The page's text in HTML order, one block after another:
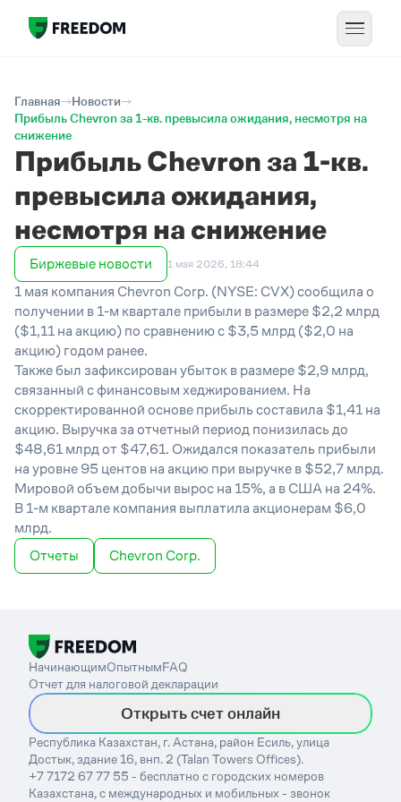
Главная
Новости
Прибыль Chevron за 1-кв. превысила ожидания, несмотря на
снижение
Прибыль Chevron за 1-кв.
превысила ожидания,
несмотря на снижение
Биржевые новости 1 мая 2026, 18:44
1 мая компания Chevron Corp. (NYSE: CVX) сообщила о
получении в 1-м квартале прибыли в размере $2,2 млрд
($1,11 на акцию) по сравнению с $3,5 млрд ($2,0 на
акцию) годом ранее.
Также был зафиксирован убыток в размере $2,9 млрд,
связанный с финансовым хеджированием. На
скорректированной основе прибыль составила $1,41 на
акцию. Выручка за отчетный период понизилась до
$48,61 млрд от $47,61. Ожидался показатель прибыли
на уровне 95 центов на акцию при выручке в $52,7 млрд.
Мировой объем добычи вырос на 15%, а в США на 24%.
В 1-м квартале компания выплатила акционерам $6,0
млрд.
Отчеты
Chevron Corp.
НачинающимОпытнымFAQ
Отчет для налоговой декларации
Открыть счет онлайн
Республика Казахстан, г. Астана, район Есиль, улица
Достык, здание 16, внп. 2 (Talan Towers Offices).
+7 7172 67 77 55 - бесплатно с городских номеров
Казахстана, с международных и мобильных - звонок